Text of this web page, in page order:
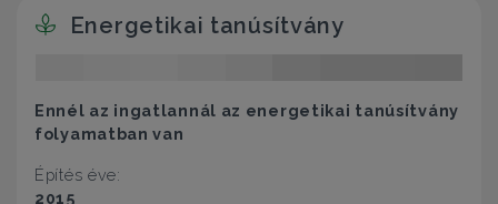
Energetikai tanúsítvány
Ennél az ingatlannál az energetikai tanúsítvány
folyamatban van
Építés éve:
2015